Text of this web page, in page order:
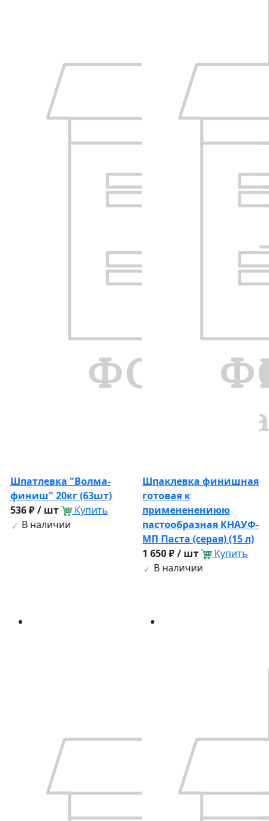
Шпатлевка "Волма-
финиш" 20кг (63шт)
536 ₽ / шт
Купить
В наличии
Шпаклевка финишная
готовая к
примененениюю
пастообразная КНАУФ-
МП Паста (серая) (15 л)
1 650 ₽ / шт
Купить
В наличии